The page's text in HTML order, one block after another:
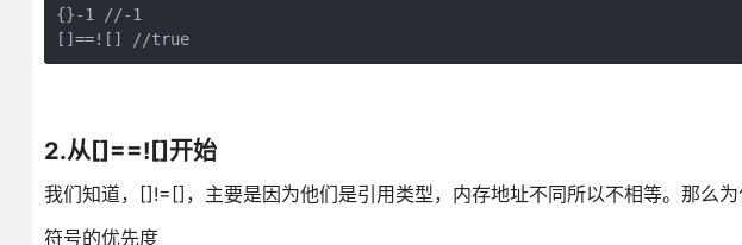
{}-1 //-1
[]==![] //true
2.从[]==![]开始
我们知道，[]!=[]，主要是因为他们是引用类型，内存地址不同所以不相等。那么
符号的优先度